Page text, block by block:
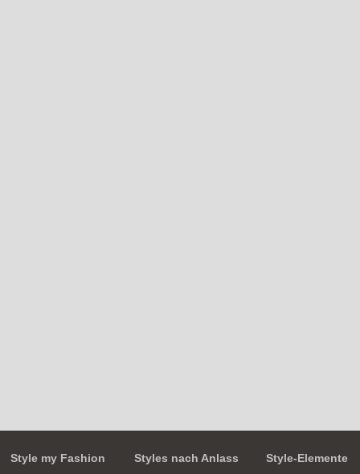
Style my Fashion Styles nach Anlass Style-Elemente